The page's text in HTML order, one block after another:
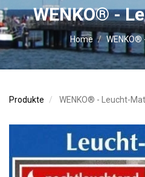
WENKO® -
Home
Produkte WENKO® - Leucht-